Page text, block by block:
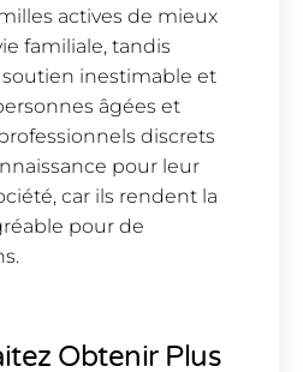
actives de mieux
familiale, tandis
inestimable et
âgées et
discrets
pour leur
car ils rendent la
pour de
Obtenir Plus